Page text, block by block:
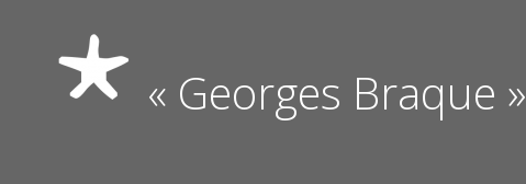
« Georges Braque »